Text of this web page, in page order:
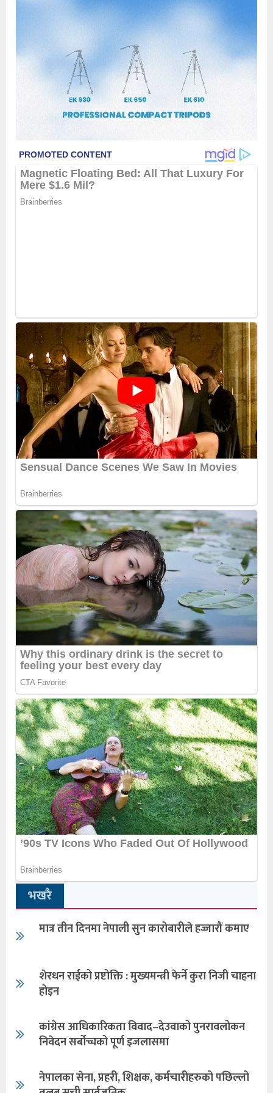
भखरै
मात्र तीन दिनमा नेपाली सुन कारोबारीले हज्जारौं कमाए
शेरधन राईको प्रष्टोक्ति : मुख्यमन्त्री फेर्ने कुरा निजी चाहना
होइन
कांग्रेस आधिकारिकता विवाद–देउवाको पुनरावलोकन
निवेदन सर्बोच्चको पूर्ण इजलासमा
नेपालका सेना, प्रहरी, शिक्षक, कर्मचारीहरुको पछिल्लो